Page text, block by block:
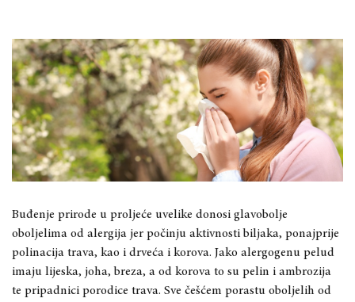
Buđenje prirode u proljeće uvelike donosi glavobolje
oboljelima od alergija jer počinju aktivnosti biljaka, ponajprije
polinacija trava, kao i drveća i korova. Jako alergogenu pelud
imaju lijeska, joha, breza, a od korova to su pelin i ambrozija
te pripadnici porodice trava. Sve češćem porastu oboljelih od